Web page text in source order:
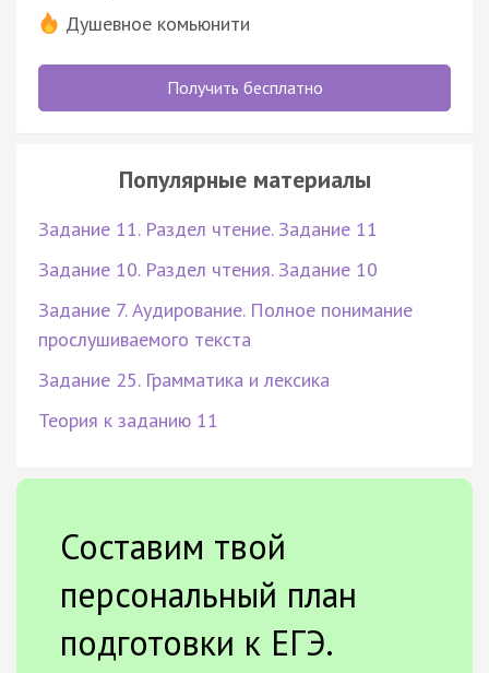
Душевное комьюнити
Получить бесплатно
Популярные материалы
Задание 11. Раздел чтение. Задание 11
Задание 10. Раздел чтения. Задание 10
Задание 7. Аудирование. Полное понимание
прослушиваемого текста
Задание 25. Грамматика и лексика
Теория к заданию 11
Составим твой
персональный план
подготовки к ЕГЭ.